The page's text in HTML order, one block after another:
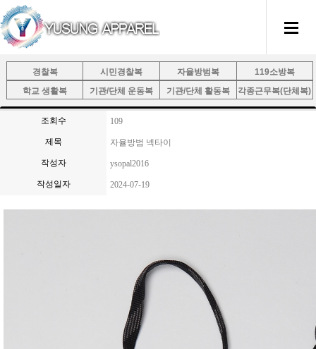
경찰복 시민경찰복 자율방범복
119소방복
학교 생활복
기관/단체 운동복 기관/단체 활동복 각종근무복(단체복)
조회수 109
제목 자율방범 넥타이
작성자 ysopal2016
작성일자 2024-07-19